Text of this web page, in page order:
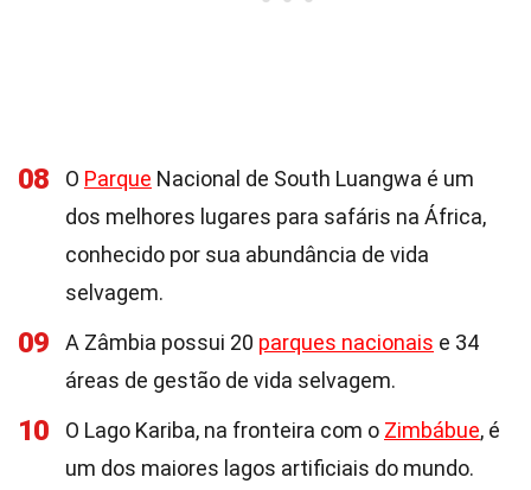
08 O Parque Nacional de South Luangwa é um
dos melhores lugares para safáris na África,
conhecido por sua abundância de vida
selvagem.
09 A Zâmbia possui 20 parques nacionais e 34
áreas de gestão de vida selvagem.
10 O Lago Kariba, na fronteira com o Zimbábue, é
um dos maiores lagos artificiais do mundo.